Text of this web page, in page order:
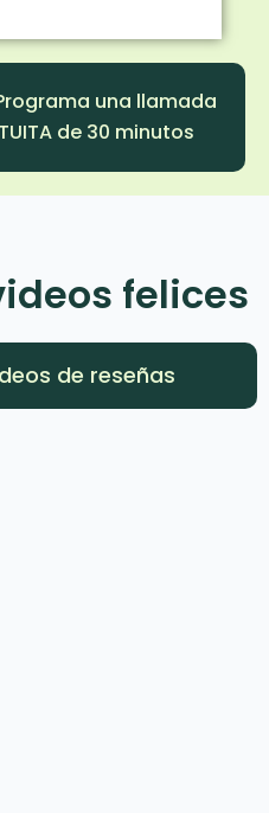
una llamada
de 30 minutos
felices
de reseñas